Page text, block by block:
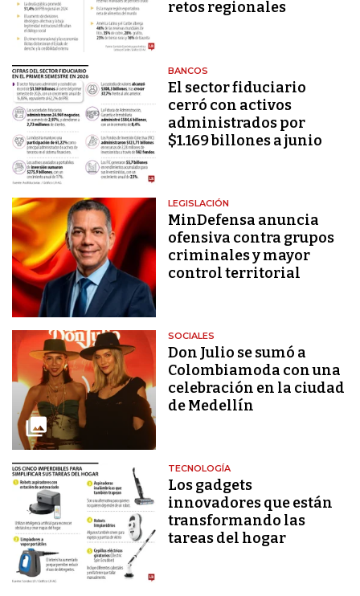
retos regionales
BANCOS
El sector fiduciario
cerró con activos
administrados por
$1.169 billones a junio
LEGISLACIÓN
MinDefensa anuncia
ofensiva contra grupos
criminales y mayor
control territorial
SOCIALES
Don Julio se sumó a
Colombiamoda con una
celebración en la ciudad
de Medellín
TECNOLOGÍA
Los gadgets
innovadores que están
transformando las
tareas del hogar